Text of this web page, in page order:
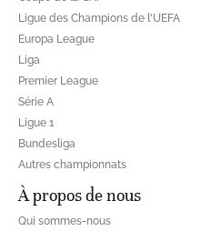
Ligue des Champions de l'UEFA
Europa League
Liga
Premier League
Série A
Ligue 1
Bundesliga
Autres championnats
À propos de nous
Qui sommes-nous